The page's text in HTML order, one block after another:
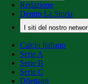
Redazione
Dentro La Storia
I siti del nostro
Calcio Italiano
Serie A
Serie B
Serie C
Dilettanti